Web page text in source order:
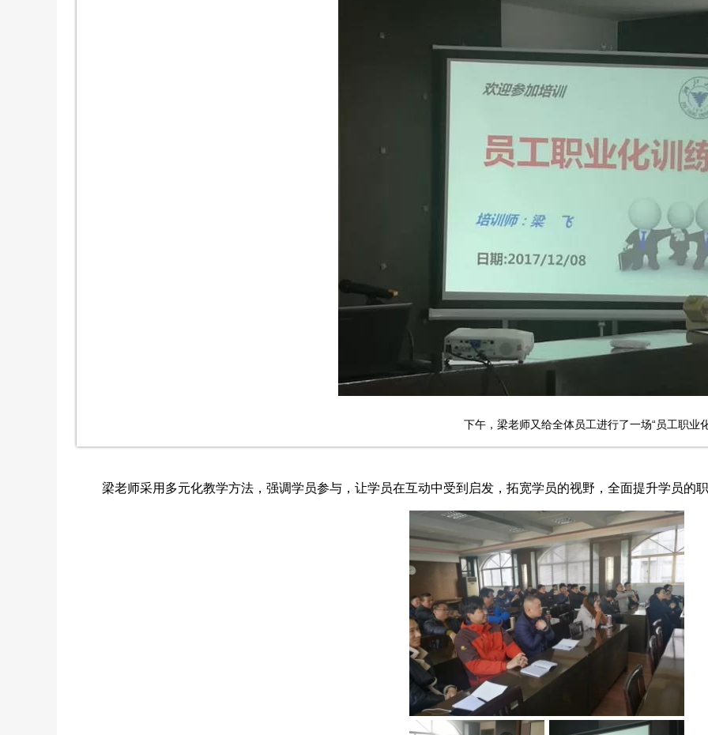
下午，梁老师又给全体员工进行了一场“员工职业
梁老师采用多元化教学方法，强调学员参与，让学员在互动中受到启发，拓宽学员的视野，全面提升学员的